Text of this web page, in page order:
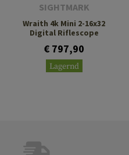
SIGHTMARK
Wraith 4k Mini 2-16x32
Digital Riflescope
€ 797,90
Lagernd